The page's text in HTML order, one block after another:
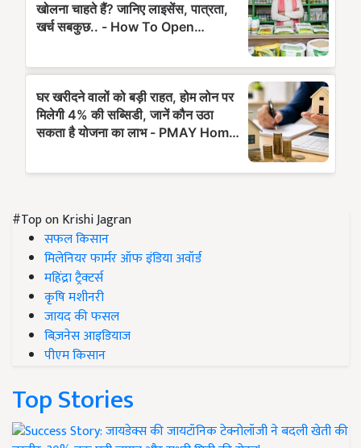
#Top on Krishi Jagran
सफल किसान
मिलेनियर फार्मर ऑफ इंडिया अवॉर्ड
महिंद्रा ट्रैक्टर्स
कृषि मशीनरी
जायद की फसल
बिज़नेस आइडियाज
पीएम किसान
Top Stories